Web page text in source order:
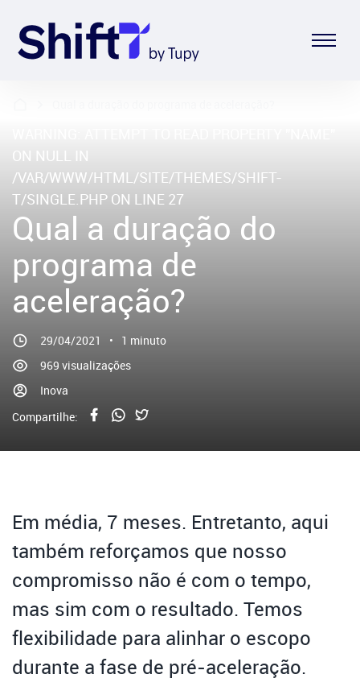
WARNING
: UNDEFINED ARRAY KEY 0 IN
/VAR/WWW/HTML/SITE/THEMES/SHIFT-
ON NULL IN
/VAR/WWW/HTML/SITE/THEMES/SHIFT-
T/SINGLE.PHP ON LINE 27
Qual a duração do
programa de
aceleração?
29/04/2021 •
1 minuto
969 visualizações
Inova
Compartilhe:
Em média, 7 meses. Entretanto, aqui
também reforçamos que nosso
compromisso não é com o tempo,
mas sim com o resultado. Temos
flexibilidade para alinhar o escopo
durante a fase de pré-aceleração.